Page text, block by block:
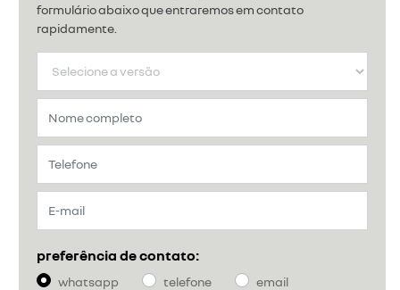
formulário abaixo que entraremos em contato
rapidamente.
preferência de contato:
whatsapp telefone email